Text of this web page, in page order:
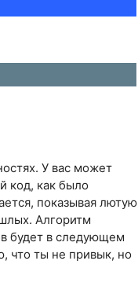
У вас может
код, как было
показывая лютую
Алгоритм
будет в следующем
что ты не привык, но